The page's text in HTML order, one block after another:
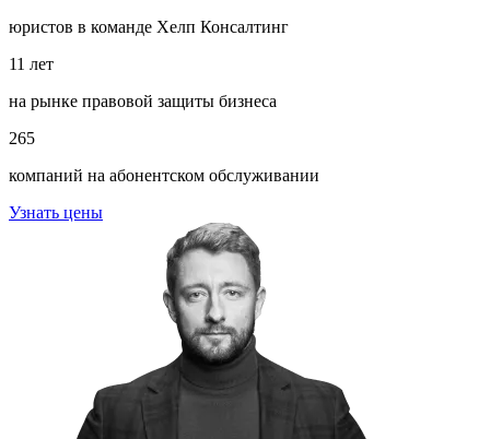
юристов в команде Хелп Консалтинг
11 лет
на рынке правовой защиты бизнеса
265
компаний на абонентском обслуживании
Узнать цены